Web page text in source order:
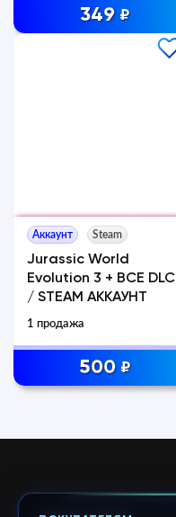
349 ₽
Аккаунт Steam
Jurassic World
Evolution 3 + ВСЕ DLC
/ STEAM АККАУНТ
1 продажа
500 ₽